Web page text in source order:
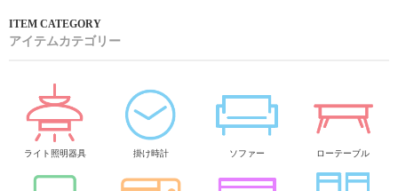
アイテムカテゴリー
ライト照明器具 掛け時計 ソファー ローテーブル